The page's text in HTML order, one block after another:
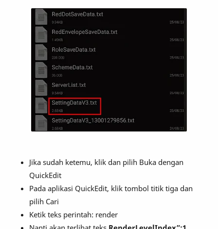
Jika sudah ketemu, klik dan pilih Buka dengan
QuickEdit
Pada aplikasi QuickEdit, klik tombol titik tiga dan
pilih Cari
Ketik teks perintah: render